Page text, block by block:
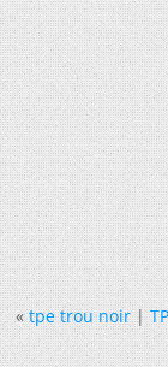
« tpe trou noir|